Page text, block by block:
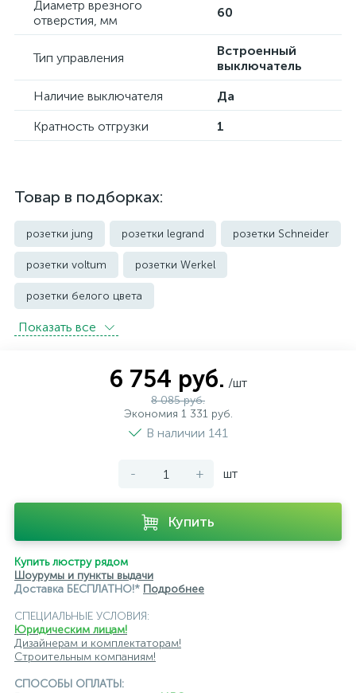
Диаметр врезного
отверстия, мм
60
Тип управления
Встроенный
выключатель
Наличие выключателя
Да
Кратность отгрузки
1
Товар в подборках:
розетки jung розетки legrand розетки Schneider
розетки voltum розетки Werkel
розетки белого цвета
розетки с защитой от влаги IP44 и выше
Показать всe
6 754 руб. /шт
8 085 руб.
Экономия 1 331 руб.
В наличии 141
- + шт
Купить
Купить люстру рядом
Шоурумы и пункты выдачи
Доставка БЕСПЛАТНО!* Подробнее
СПЕЦИАЛЬНЫЕ УСЛОВИЯ:
Юридическим лицам!
Дизайнерам и комплектаторам!
Строительным компаниям!
СПОСОБЫ ОПЛАТЫ: